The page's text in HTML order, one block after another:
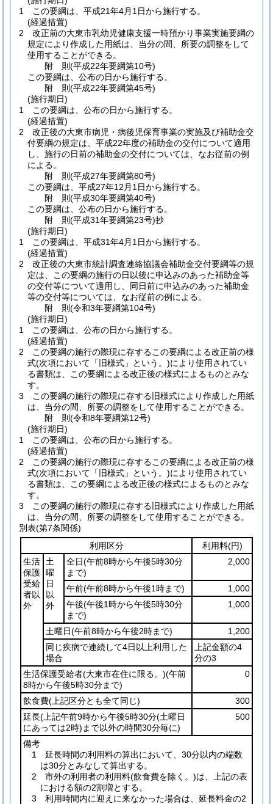
1
この要綱は、平成21年4月1日から施行する。
(経過措置)
2
改正前の大東市乳幼児健康支援一時預かり事業実施要綱の
規定により作成した用紙は、当分の間、所要の調整をして
使用することができる。
附 則(平成22年要綱第10号)
この要綱は、公布の日から施行する。
附 則(平成22年要綱第45号)
(施行期日)
1
この要綱は、公布の日から施行する。
(経過措置)
2
改正後の大東市病児・病後児保育事業の実施及び補助金交
付要綱の規定は、平成22年度の補助金の交付について適用
し、施行の日前の補助金の交付については、なお従前の例
による。
附 則(平成27年要綱第80号)
この要綱は、平成27年12月1日から施行する。
附 則(平成30年要綱第40号)
この要綱は、公布の日から施行する。
附 則(平成31年要綱第23号)抄
(施行期日)
1
この要綱は、平成31年4月1日から施行する。
(経過措置)
2
改正後の大東市統計調査連絡協議会補助金交付要綱等の規
定は、この要綱の施行の日以後に申込みのあった補助金等
の交付等について適用し、同日前に申込みのあった補助金
等の交付等については、なお従前の例による。
附 則(令和3年要綱第104号)
(施行期日)
1
この要綱は、公布の日から施行する。
(経過措置)
2
この要綱の施行の際現に存するこの要綱による改正前の様
式(次項において「旧様式」という。)により使用されてい
る書類は、この要綱による改正後の様式によるものとみな
す。
3
この要綱の施行の際現に存する旧様式により作成した用紙
は、当分の間、所要の調整をして使用することができる。
附 則(令和8年要綱第12号)
(施行期日)
1
この要綱は、公布の日から施行する。
(経過措置)
2
この要綱の施行の際現に存するこの要綱による改正前の様
式(次項において「旧様式」という。)により使用されてい
る書類は、この要綱による改正後の様式によるものとみな
す。
3
この要綱の施行の際現に存する旧様式により作成した用紙
は、当分の間、所要の調整をして使用することができる。
別表(第7条関係)
利用区分
利用料(円)
生活
保護
受給
者以
外
土
曜
日
以
外
全日(午前8時から午後5時30分
まで)
2,000
午前(午前8時から午後1時まで)
1,000
午後(午後1時から午後5時30分
まで)
1,000
土曜日(午前8時から午後2時まで)
1,200
同じ疾病で連続して4日以上利用した
場合
上記金額の4
分の3
生活保護受給者(大東市在住に限る。)(午前
8時から午後5時30分まで)
0
飲食費(上記区分とも全て同じ)
300
延長(上記午前9時から午後5時30分(土曜日
にあっては2時) まで以外の時間30分毎に)
500
備考
1 延長時間の利用料の算出において、30分以内の端数
は30分とみなして算出する。
2 市外の利用者の利用料(飲食費を除く。)は、上記の表
における額の2割増とする。
3 利用時間内に迎えに来なかった場合は、延長料金の2